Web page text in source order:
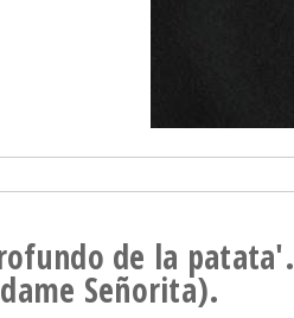
de la patata'.
Señorita).